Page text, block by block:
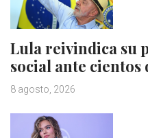
Lula reivindica su
social ante cientos
8 agosto, 2026